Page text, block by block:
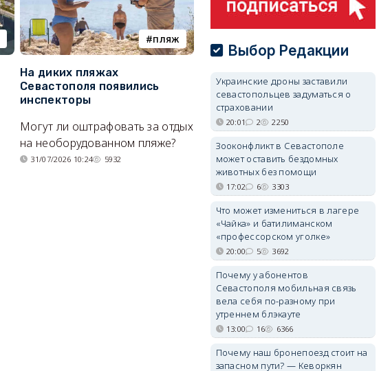
пляж
На диких пляжах
Севастополя появились
инспекторы
Могут ли оштрафовать за отдых
на необорудованном пляже?
31/07/2026 10:24 5932
сапбордах унесло от берега
Крыма на километр в море
Спасатели благополучно
вернули туристов обратно на
сушу.
29/07/2026 17:03 6380
Выбор Редакции
Украинские дроны заставили
севастопольцев задуматься о
страховании
20:01 2 2250
Зооконфликт в Севастополе
может оставить бездомных
животных без помощи
17:02 6 3303
Что может измениться в лагере
«Чайка» и батилиманском
«профессорском уголке»
20:00 5 3692
Почему у абонентов
Севастополя мобильная связь
вела себя по-разному при
утреннем блэкауте
13:00 16 6366
Почему наш бронепоезд стоит на
запасном пути? — Кеворкян